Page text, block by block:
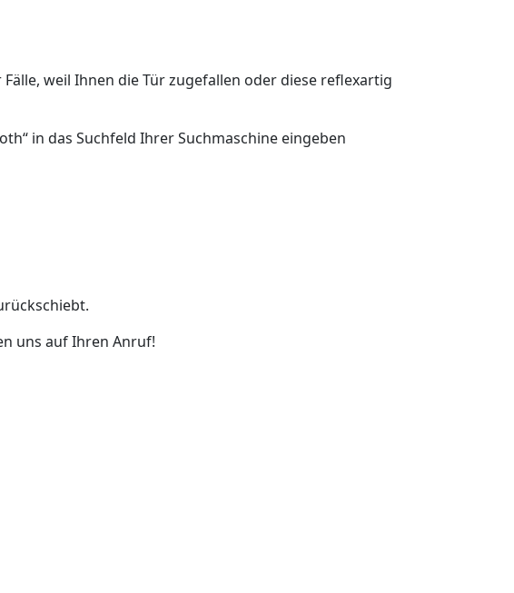
weil Ihnen die Tür zugefallen oder diese reflexartig
in das Suchfeld Ihrer Suchmaschine eingeben
uns auf Ihren Anruf!